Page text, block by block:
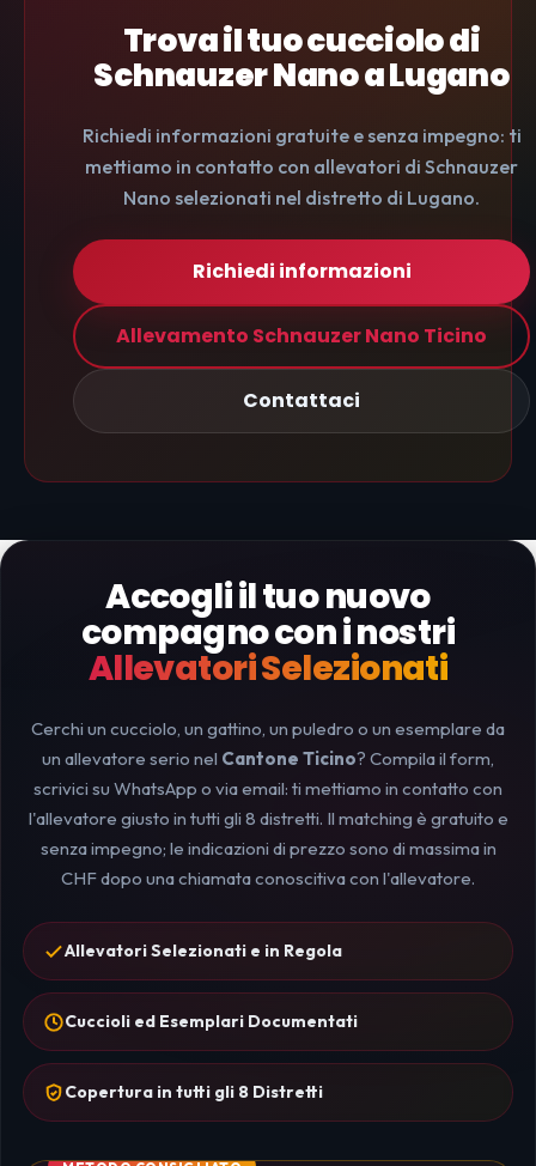
Trova il tuo cucciolo di
Schnauzer Nano a Lugano
Richiedi informazioni gratuite e senza impegno: ti
mettiamo in contatto con allevatori di Schnauzer
Nano selezionati nel distretto di Lugano.
Richiedi informazioni
Allevamento Schnauzer Nano Ticino
Contattaci
Accogli il tuo nuovo
compagno con i nostri
Allevatori Selezionati
Cerchi un cucciolo, un gattino, un puledro o un esemplare da
un allevatore serio nel Cantone Ticino? Compila il form,
scrivici su WhatsApp o via email: ti mettiamo in contatto con
l'allevatore giusto in tutti gli 8 distretti. Il matching è gratuito e
senza impegno; le indicazioni di prezzo sono di massima in
CHF dopo una chiamata conoscitiva con l'allevatore.
Allevatori Selezionati e in Regola
Cuccioli ed Esemplari Documentati
Copertura in tutti gli 8 Distretti